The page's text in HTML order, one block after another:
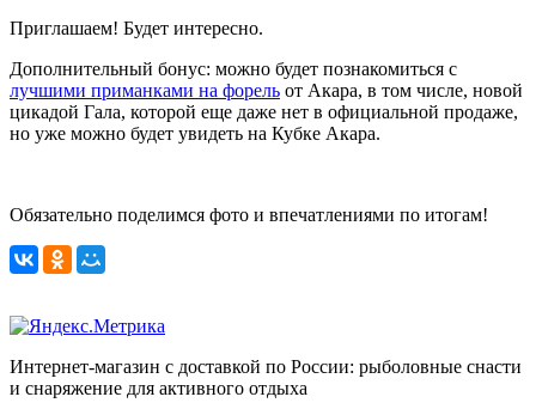
Приглашаем! Будет интересно.
Дополнительный бонус: можно будет познакомиться с
лучшими приманками на форель от Акара, в том числе, новой
цикадой Гала, которой еще даже нет в официальной продаже,
но уже можно будет увидеть на Кубке Акара.
Обязательно поделимся фото и впечатлениями по итогам!
Интернет-магазин с доставкой по России: рыболовные снасти
и снаряжение для активного отдыха